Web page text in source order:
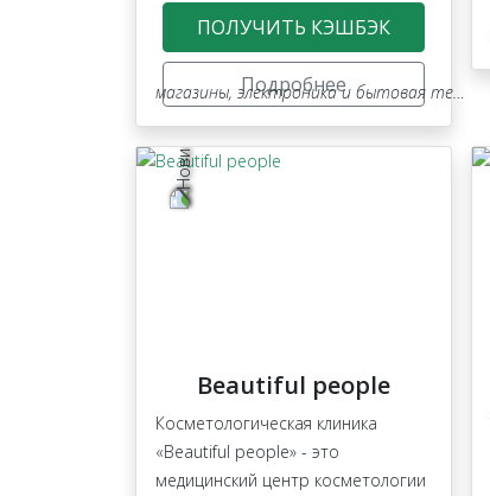
магазины, электроника и бытовая техника
ПОЛУЧИТЬ КЭШБЭК
Подробнее
Beautiful people
Косметологическая клиника
«Beautiful people» - это
медицинский центр косметологии